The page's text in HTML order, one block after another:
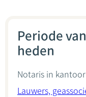
Periode
heden
Notaris in kantoor
Lauwers,